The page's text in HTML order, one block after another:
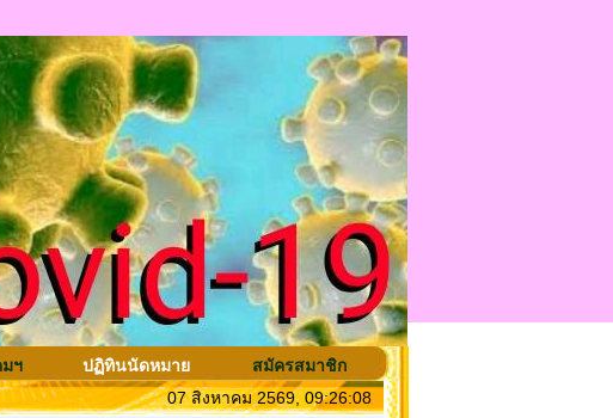
ฯ ปฏิทินนัดหมาย
สมัครสมาชิก
07 สิงหาคม 2569, 09:26:08